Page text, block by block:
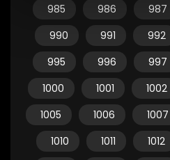
985
986 987
990
991 992
995
996 997
1000
1001 1002
1005
1006 1007
1010
1011 1012